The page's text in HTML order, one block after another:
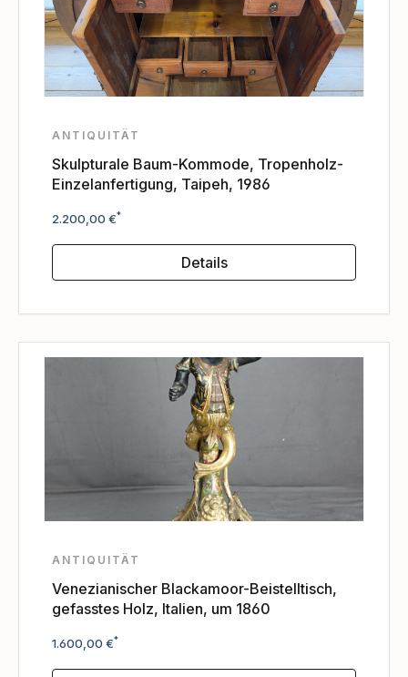
ANTIQUITÄT
Skulpturale Baum-Kommode, Tropenholz-
Einzelanfertigung, Taipeh, 1986
Regulärer Preis:
2.200,00 €*
Details
ANTIQUITÄT
Venezianischer Blackamoor-Beistelltisch,
gefasstes Holz, Italien, um 1860
Regulärer Preis:
1.600,00 €*